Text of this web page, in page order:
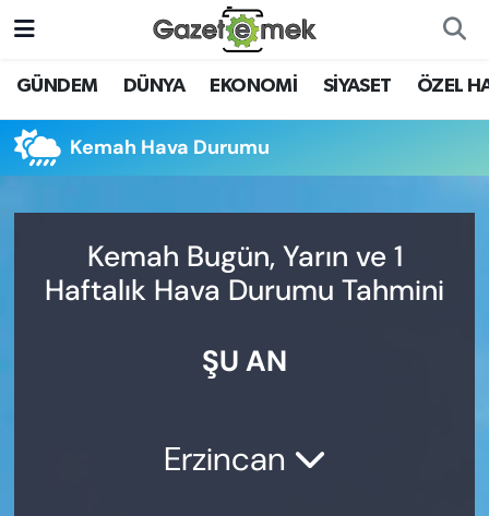
GÜNDEM DÜNYA EKONOMİ SİYASET ÖZEL
Kemah Hava Durumu
Kemah Bugün, Yarın ve 1
Haftalık Hava Durumu Tahmini
ŞU AN
Erzincan
DÜNYA
EKONOMİ
YENİ MEDYADA EMEK
GAZETECİLİĞİNİ GELİŞTİRMEK
Nöbetçi Eczaneler
Hava Durumu
Trafik Durumu
Süper Lig Puan Durumu ve Fikstür
Haber Arşivi